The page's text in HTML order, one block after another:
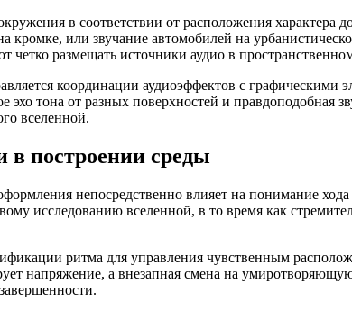
в соответствии от расположения характера
кромке, или звучание автомобилей на
четко размещать источники аудио в
координации аудиоэффектов с графическими
тона от разных поверхностей и правдоподобная
вселенной.
в построении среды
непосредственно влияет на понимание
исследованию вселенной, в то время как
ритма для управления чувственным
напряжение, а внезапная смена на